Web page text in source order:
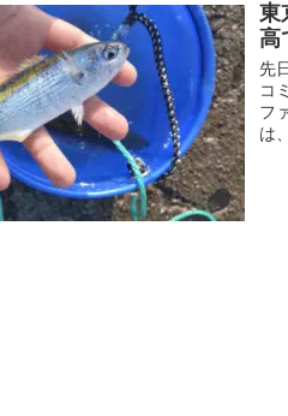
東
高
先
コ
フ
は